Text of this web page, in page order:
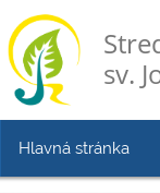
sv.
Hlavná stránka